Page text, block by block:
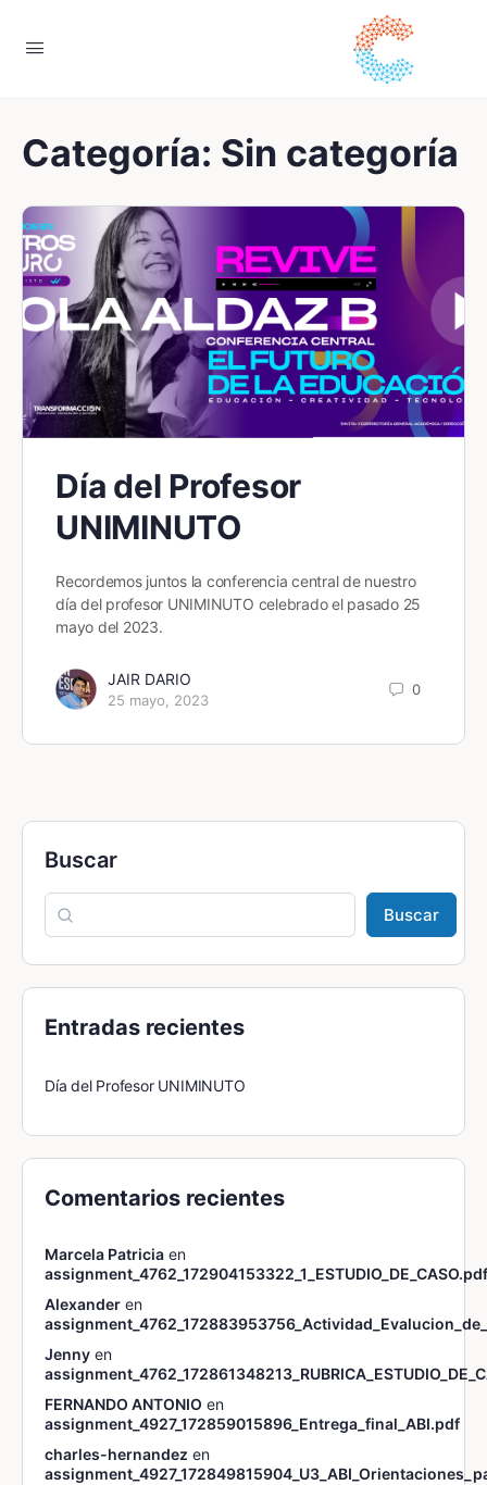
Categoría: Sin categoría
Día del Profesor
UNIMINUTO
Recordemos juntos la conferencia central de nuestro
día del profesor UNIMINUTO celebrado el pasado 25
mayo del 2023.
JAIR DARIO
25 mayo, 2023
0
Buscar
Buscar
Entradas recientes
Día del Profesor UNIMINUTO
Comentarios recientes
Marcela Patricia en
assignment_4762_172904153322_1_ESTUDIO_DE_CASO.pdf
Alexander en
Jenny en
FERNANDO ANTONIO en
assignment_4927_172859015896_Entrega_final_ABI.pdf
charles-hernandez en